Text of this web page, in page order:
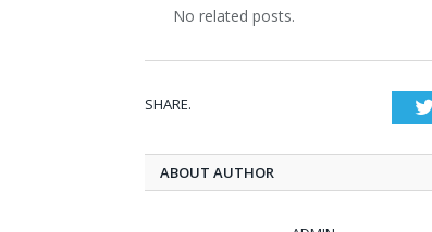
No related posts.
SHARE.
ABOUT AUTHOR